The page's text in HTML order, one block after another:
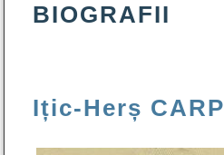
BIOGRAFII
Ițic-Herș CARP